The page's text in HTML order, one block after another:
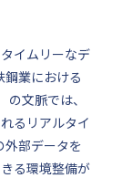
イムリーなデ
業における
文脈では、
るリアルタイ
外部データを
る環境整備が